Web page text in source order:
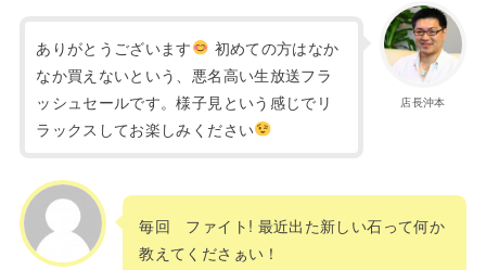
店長沖本
ありがとうございます
初めての方はなか
なか買えないという、悪名高い生放送フラ
ッシュセールです。様子見という感じでリ
ラックスしてお楽しみください
毎回 ファイト! 最近出た新しい石って何か
教えてくださぁい！